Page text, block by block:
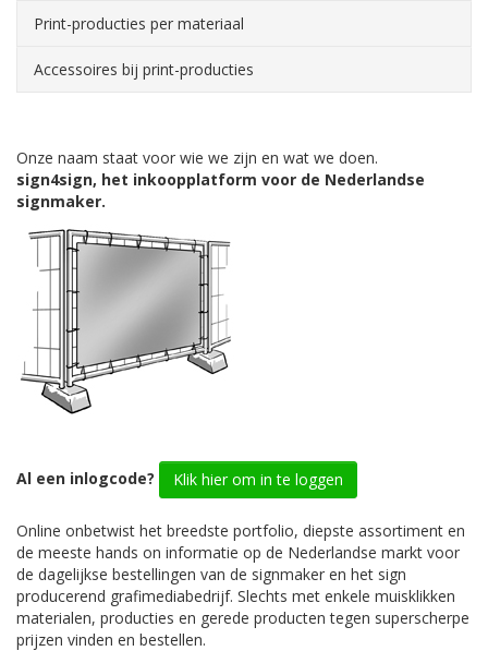
Print-producties per materiaal
Accessoires bij print-producties
Onze naam staat voor wie we zijn en wat we doen.
sign4sign, het inkoopplatform voor de Nederlandse
signmaker.
Al een inlogcode? Klik hier om in te loggen
Online onbetwist het breedste portfolio, diepste assortiment en
de meeste hands on informatie op de Nederlandse markt voor
de dagelijkse bestellingen van de signmaker en het sign
producerend grafimediabedrijf. Slechts met enkele muisklikken
materialen, producties en gerede producten tegen superscherpe
prijzen vinden en bestellen.